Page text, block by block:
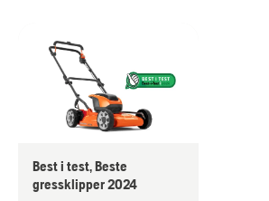
Best i test, Beste
gressklipper 2024